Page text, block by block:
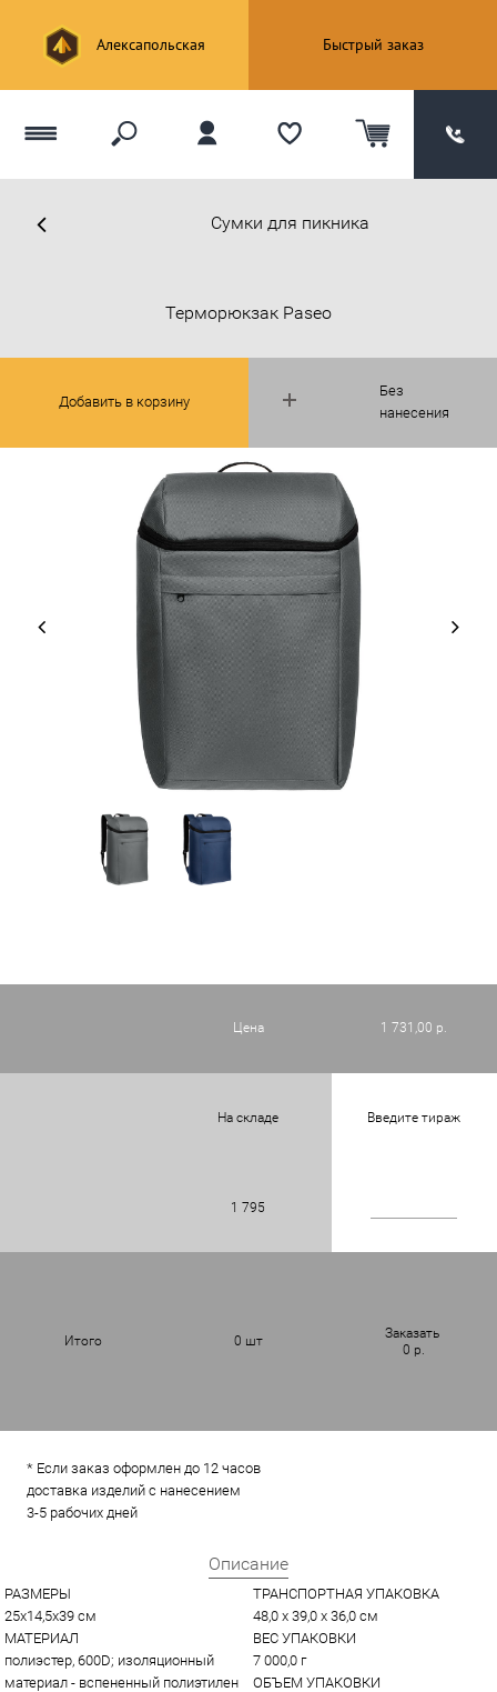
Алексапольская Быстрый заказ
Сумки для пикника
Без
нанесения
Терморюкзак Paseo
Добавить в корзину
Цена 1 731,00 р.
На складе Введите тираж
1 795
Итого 0 шт
Заказать
0 р.
* Если заказ оформлен до 12 часов
доставка изделий с нанесением
3-5 рабочих дней
Описание
РАЗМЕРЫ
25х14,5х39 см
МАТЕРИАЛ
полиэстер, 600D; изоляционный
материал - вспененный полиэтилен
ТРАНСПОРТНАЯ УПАКОВКА
48,0 x 39,0 x 36,0 см
ВЕС УПАКОВКИ
7 000,0 г
ОБЪЕМ УПАКОВКИ